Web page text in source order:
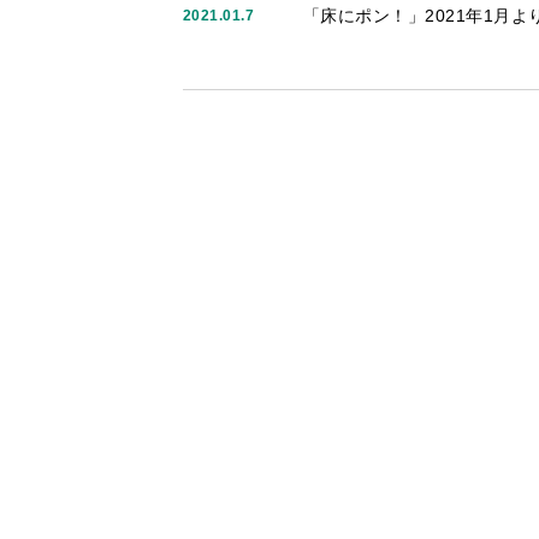
2021.01.7 「床にポン！」2021年1月よ